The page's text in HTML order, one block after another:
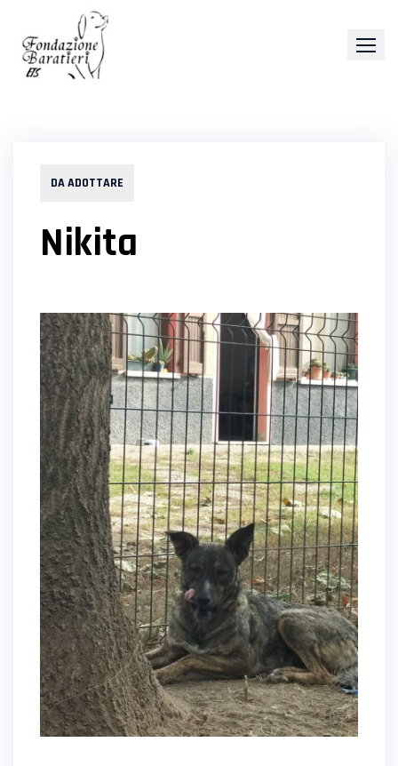
content
DA ADOTTARE
Nikita